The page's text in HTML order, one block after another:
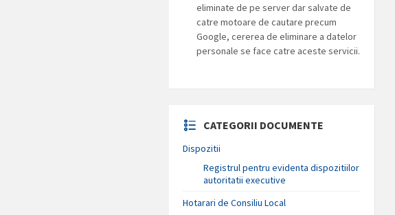
eliminate de pe server dar salvate de
catre motoare de cautare precum
Google, cererea de eliminare a datelor
personale se face catre aceste servicii.
CATEGORII DOCUMENTE
Dispozitii
Registrul pentru evidenta dispozitiilor
autoritatii executive
Hotarari de Consiliu Local